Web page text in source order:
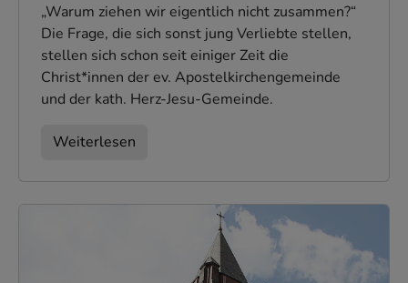
„Warum ziehen wir eigentlich nicht zusammen?“
Die Frage, die sich sonst jung Verliebte stellen,
stellen sich schon seit einiger Zeit die
Christ*innen der ev. Apostelkirchengemeinde
und der kath. Herz-Jesu-Gemeinde.
Weiterlesen